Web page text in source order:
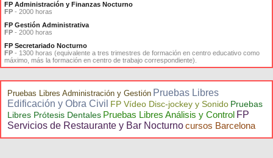
FP Administración y Finanzas Nocturno
FP - 2000 horas
FP Gestión Administrativa
FP - 2000 horas
FP Secretariado Nocturno
FP - 1300 horas (equivalente a tres trimestres de formación en centro educativo como
máximo, más la formación en centro de trabajo correspondiente).
Pruebas Libres Administración y Gestión Pruebas Libres
Edificación y Obra Civil FP Vídeo Disc-jockey y Sonido Pruebas
Libres Prótesis Dentales Pruebas Libres Análisis y Control FP
Servicios de Restaurante y Bar Nocturnocursos Barcelona